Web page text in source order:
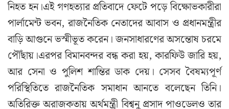
নিহত হন।এই গণহত্যার প্রতিবাদে ফেটে পড়ে বিক্ষোভকারীরা
পার্লামেন্ট ভবন, রাজনৈতিক নেতাদের আবাস ও প্রধানমন্ত্রীর
বাড়ি আগুনে ভস্মীভূত করেন। জনসাধারণের অসন্তোষ চরমে
পৌঁছায়।এরপর বিমানবন্দর বন্ধ করা হয়, কারফিউ জারি হয়,
আর সেনা ও পুলিশ শান্তির ডাক দেয়। সেসব বৈষম্যপূর্ণ
পরিস্থিতিতে রাজনৈতিক সমাধান আনতে বলেছেন তিনি।
অতিরিক্ত অরাজকতায় অর্থমন্ত্রী বিশ্বনু প্রসাদ পাওডেলও তার